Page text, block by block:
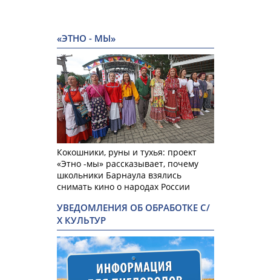
«ЭТНО - МЫ»
Кокошники, руны и тухья: проект
«Этно -мы» рассказывает, почему
школьники Барнаула взялись
снимать кино о народах России
УВЕДОМЛЕНИЯ ОБ ОБРАБОТКЕ С/
Х КУЛЬТУР